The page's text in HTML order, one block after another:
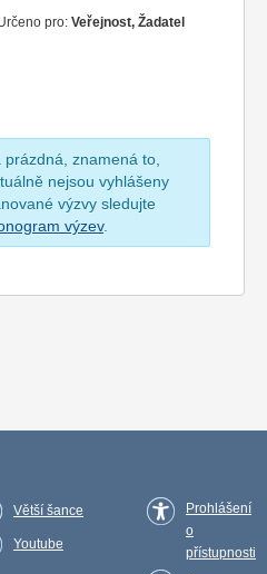
pro: Veřejnost, Žadatel
znamená to,
nejsou vyhlášeny
výzvy sledujte
výzev.
Větší šance
Youtube
Prohlášení
o
přístupnosti